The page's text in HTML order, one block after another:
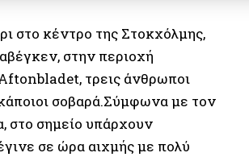
στο κέντρο της Στοκχόλμης,
στην περιοχή
τρεις άνθρωποι
σοβαρά.Σύμφωνα με τον
στο σημείο υπάρχουν
σε ώρα αιχμής με πολύ